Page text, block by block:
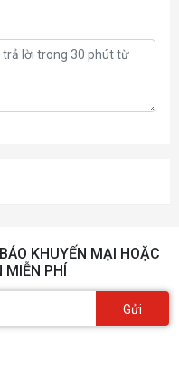
KHUYẾN MẠI HOẶC
MIỄN PHÍ
Gửi